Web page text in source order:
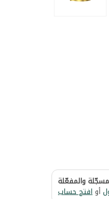
والمفعّلة
أوافتح حساب